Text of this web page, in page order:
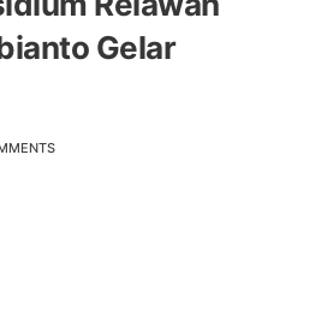
Gelar